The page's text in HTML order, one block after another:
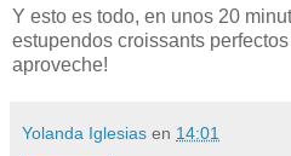
Y esto es todo, en unos 20
estupendos croissants
aproveche!
Yolanda Iglesias en 14:01